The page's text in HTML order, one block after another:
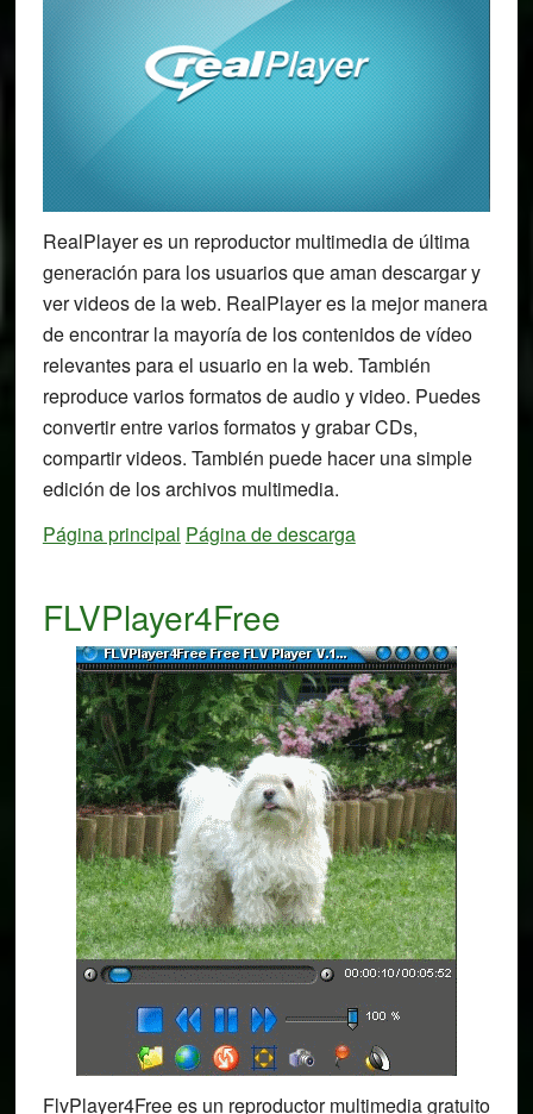
RealPlayer es un reproductor multimedia de última
generación para los usuarios que aman descargar y
ver videos de la web. RealPlayer es la mejor manera
de encontrar la mayoría de los contenidos de vídeo
relevantes para el usuario en la web. También
reproduce varios formatos de audio y video. Puedes
convertir entre varios formatos y grabar CDs,
compartir videos. También puede hacer una simple
edición de los archivos multimedia.
Página principal Página de descarga
FLVPlayer4Free
FlvPlayer4Free es un reproductor multimedia gratuito